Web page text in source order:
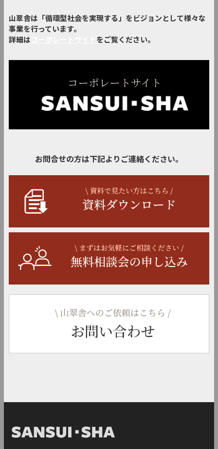
山翠舎は「循環型社会を実現する」をビジョンとして様々な
事業を行っています。
詳細は
をご覧ください。
お問合せの方は下記よりご連絡ください。